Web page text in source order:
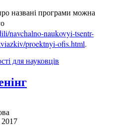
названі програми можна
navchalno-naukovyi-tsentr-
proektnyi-ofis.html.
для науковців
2017